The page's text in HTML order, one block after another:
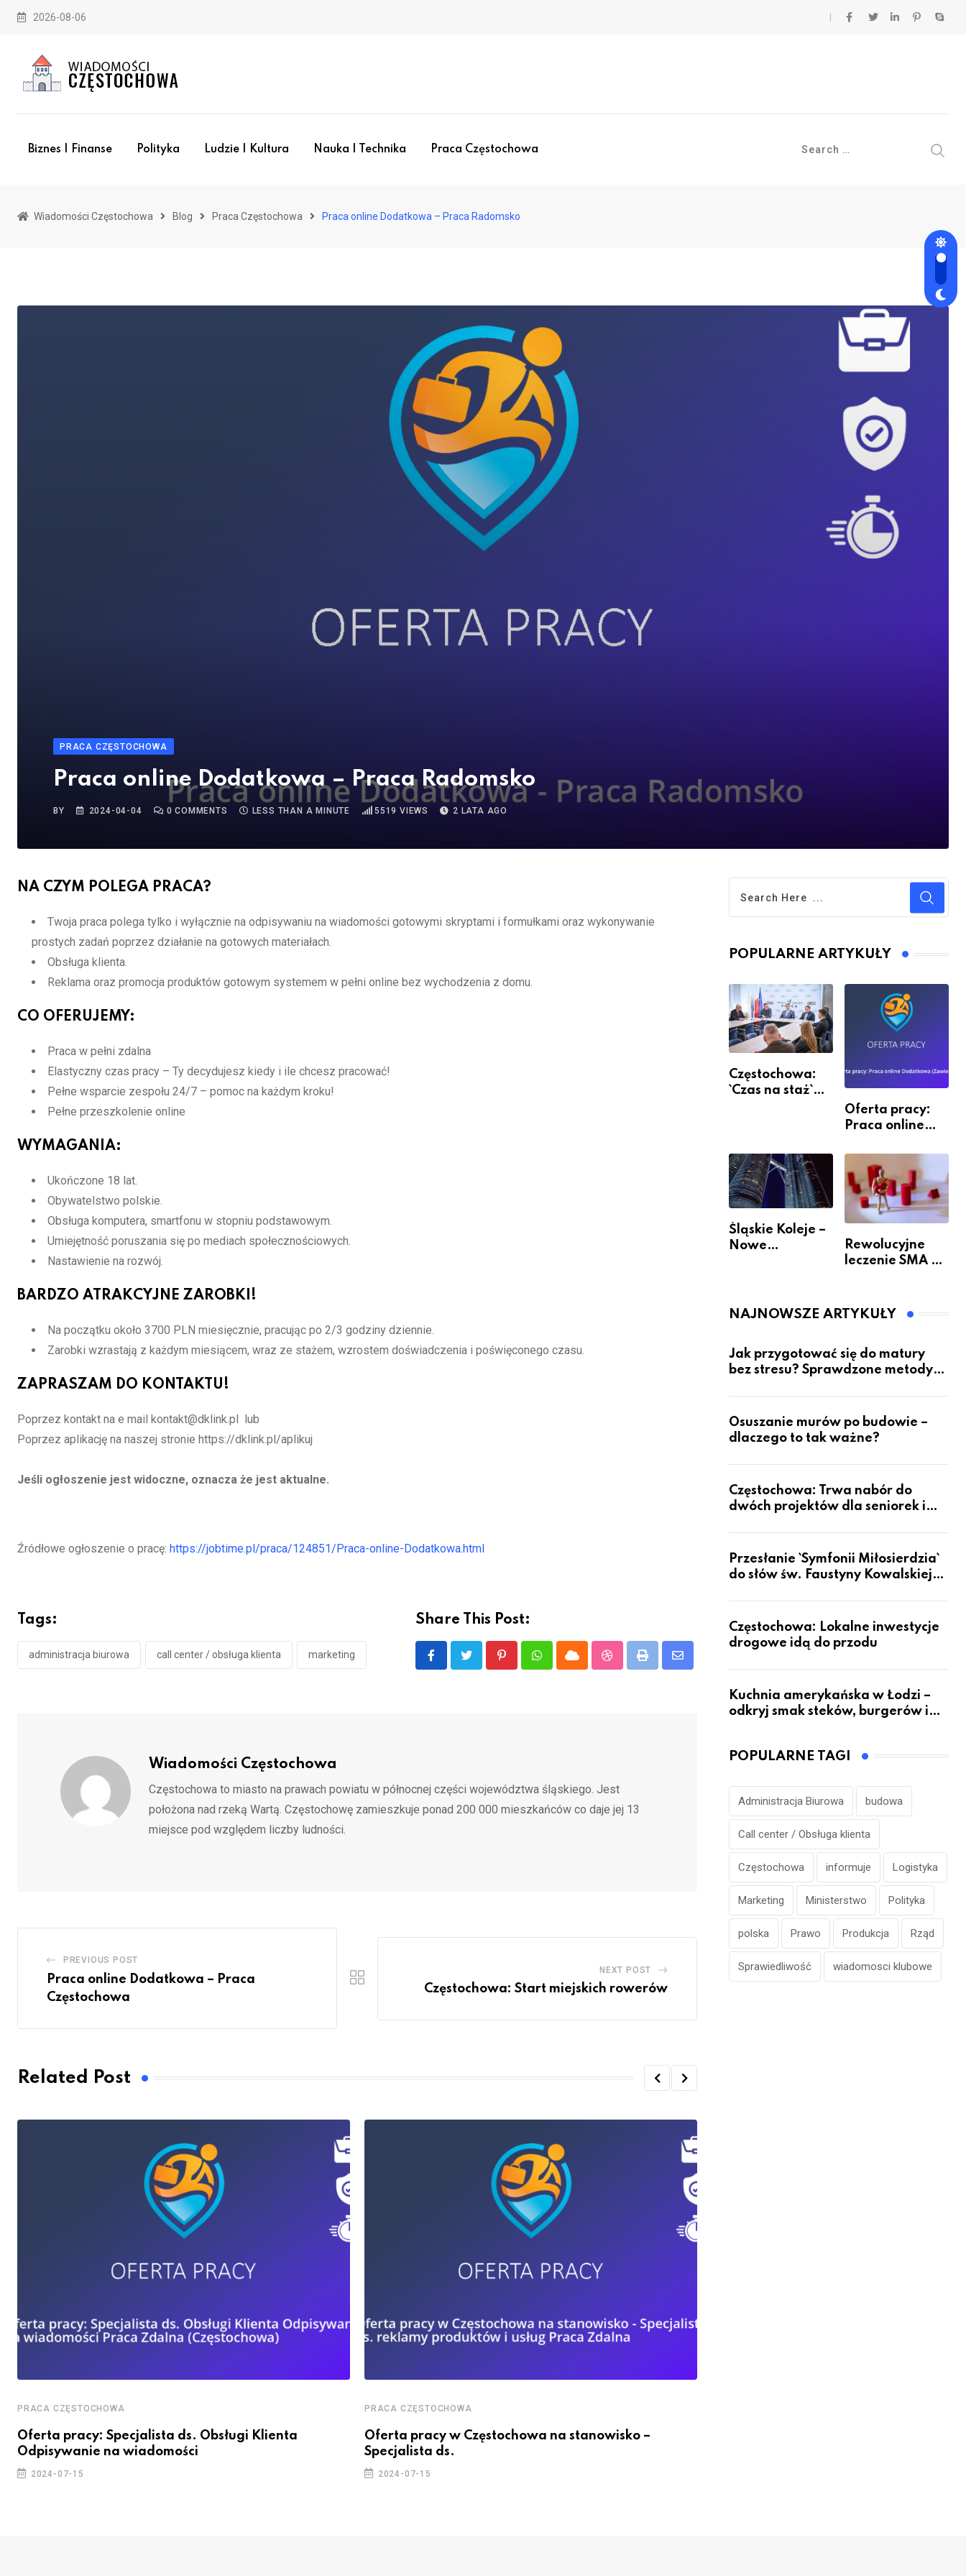
Skip
2026-08-06
Biznes I Finanse Polityka Ludzie I Kultura Nauka I Technika Praca Częstochowa
Wiadomości Częstochowa Blog Praca Częstochowa Praca online Dodatkowa – Praca Radomsko
PRACA CZĘSTOCHOWA
Praca online Dodatkowa – Praca Radomsko
BY 2024-04-04 0 COMMENTS LESS THAN A MINUTE 5519 VIEWS 2 LATA AGO
NA CZYM POLEGA PRACA?
Twoja praca polega tylko i wyłącznie na odpisywaniu na wiadomości gotowymi skryptami i formułkami oraz wykonywanie
prostych zadań poprzez działanie na gotowych materiałach.
Obsługa klienta.
Reklama oraz promocja produktów gotowym systemem w pełni online bez wychodzenia z domu.
CO OFERUJEMY:
Praca w pełni zdalna
Elastyczny czas pracy – Ty decydujesz kiedy i ile chcesz pracować!
Pełne wsparcie zespołu 24/7 – pomoc na każdym kroku!
Pełne przeszkolenie online
WYMAGANIA:
Ukończone 18 lat.
Obywatelstwo polskie.
Obsługa komputera, smartfonu w stopniu podstawowym.
Umiejętność poruszania się po mediach społecznościowych.
Nastawienie na rozwój.
BARDZO ATRAKCYJNE ZAROBKI!
Na początku około 3700 PLN miesięcznie, pracując po 2/3 godziny dziennie.
Zarobki wzrastają z każdym miesiącem, wraz ze stażem, wzrostem doświadczenia i poświęconego czasu.
ZAPRASZAM DO KONTAKTU!
Poprzez kontakt na e mail kontakt@dklink.pl lub
Poprzez aplikację na naszej stronie https://dklink.pl/aplikuj
Jeśli ogłoszenie jest widoczne, oznacza że jest aktualne.
Źródłowe ogłoszenie o pracę: https://jobtime.pl/praca/124851/Praca-online-Dodatkowa.html
Tags:
administracja biurowa call center / obsługa klienta marketing
Share This Post:
PinterestWhatsappCloud StumbleUpon
Print
Share
Wiadomości Częstochowa
Częstochowa to miasto na prawach powiatu w północnej części województwa śląskiego. Jest
położona nad rzeką Wartą. Częstochowę zamieszkuje ponad 200 000 mieszkańców co daje jej 13
miejsce pod względem liczby ludności.
PREVIOUS POST
Praca online Dodatkowa – Praca
Częstochowa
NEXT POST
Częstochowa: Start miejskich rowerów
Related Post
PRACA CZĘSTOCHOWA
Oferta pracy: Specjalista ds. Obsługi Klienta
Odpisywanie na wiadomości
2024-07-15
PRACA CZĘSTOCHOWA
Oferta pracy w Częstochowa na stanowisko –
Specjalista ds.
2024-07-15
POPULARNE ARTYKUŁY
Częstochowa:
`Czas na staż`
Oferta pracy:
Praca online
(Zawiercie)
Śląskie Koleje –
Nowe
Rewolucyjne
leczenie SMA –
pacjentów?
NAJNOWSZE ARTYKUŁY
Jak przygotować się do matury
bez stresu? Sprawdzone metody
Osuszanie murów po budowie –
dlaczego to tak ważne?
Częstochowa: Trwa nabór do
dwóch projektów dla seniorek i
Przesłanie `Symfonii Miłosierdzia`
do słów św. Faustyny Kowalskiej
Częstochowa: Lokalne inwestycje
drogowe idą do przodu
Kuchnia amerykańska w Łodzi –
odkryj smak steków, burgerów i
POPULARNE TAGI
Administracja Biurowa budowa
Call center / Obsługa klienta
Częstochowa informuje Logistyka
Marketing Ministerstwo Polityka
polska Prawo Produkcja Rząd
Sprawiedliwość wiadomosci klubowe